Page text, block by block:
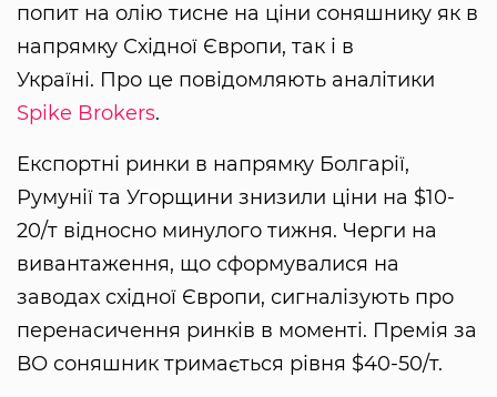
попит на олію тисне на ціни соняшнику як в
напрямку Східної Європи, так і в
Україні. Про це повідомляють аналітики
Spike Brokers.
Експортні ринки в напрямку Болгарії,
Румунії та Угорщини знизили ціни на $10-
20/т відносно минулого тижня. Черги на
вивантаження, що сформувалися на
заводах східної Європи, сигналізують про
перенасичення ринків в моменті. Премія за
ВО соняшник тримається рівня $40-50/т.